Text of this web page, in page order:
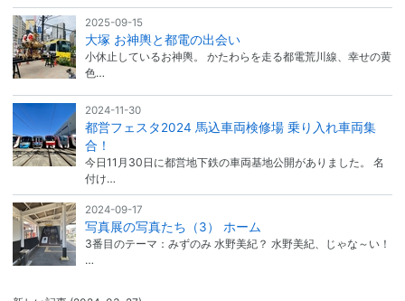
2025-09-15
大塚 お神輿と都電の出会い
小休止しているお神輿。 かたわらを走る都電荒川線、幸せの黄
色…
2024-11-30
都営フェスタ2024 馬込車両検修場 乗り入れ車両集
合！
今日11月30日に都営地下鉄の車両基地公開がありました。 名
付け…
2024-09-17
写真展の写真たち（3） ホーム
3番目のテーマ：みずのみ 水野美紀？ 水野美紀、じゃな～い！
…